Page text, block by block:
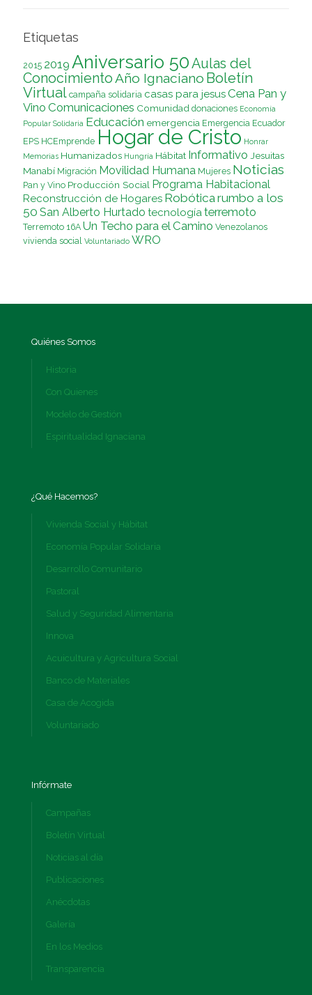
Etiquetas
2015 2019 Aniversario 50Aulas del
ConocimientoAño Ignaciano Boletín
Virtual campaña solidaria casas para jesusCena Pan y
Vino Comunicaciones Comunidad donaciones Economía
Popular Solidaria Educación emergencia Emergencia Ecuador
EPS HCEmprende Hogar de Cristo Honrar
Memorias Humanizados Hungría Hábitat Informativo Jesuitas
Manabí Migración Movilidad Humana Mujeres Noticias
Pan y Vino Producción Social Programa Habitacional
Reconstrucción de Hogares Robóticarumbo a los
50 San Alberto Hurtado tecnologíaterremoto
Terremoto 16A Un Techo para el Camino Venezolanos
vivienda social Voluntariado WRO
Quiénes Somos
Historia
Con Quienes
Modelo de Gestión
Espiritualidad Ignaciana
¿Qué Hacemos?
Vivienda Social y Hábitat
Economía Popular Solidaria
Desarrollo Comunitario
Pastoral
Salud y Seguridad Alimentaria
Innova
Acuicultura y Agricultura Social
Banco de Materiales
Casa de Acogida
Voluntariado
Infórmate
Campañas
Boletín Virtual
Noticias al día
Publicaciones
Anécdotas
Galería
En los Medios
Transparencia